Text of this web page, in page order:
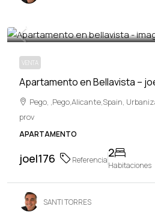
159,990€
VENTA
Apartamento en Bellavista –
Pego, ,Pego,Alicante,Spain,
prov
APARTAMENTO
joel176 Referencia
2
Habitaciones
SANTI TORRES